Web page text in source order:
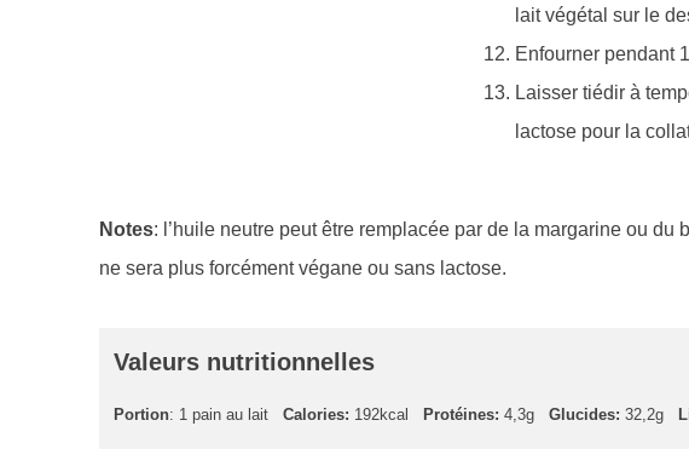
lait végétal sur le
Enfourner pendant
Laisser tiédir à
lactose pour la
Notes: l’huile neutre peut être remplacée par de la margarine ou
ne sera plus forcément végane ou sans lactose.
Valeurs nutritionnelles
Portion: 1 pain au lait Calories: 192kcal Protéines: 4,3g Glucides: 32,2g